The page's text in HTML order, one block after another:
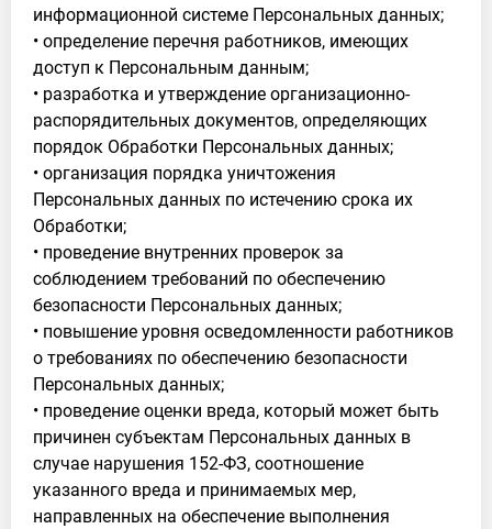
информационной системе Персональных данных;
• определение перечня работников, имеющих
доступ к Персональным данным;
• разработка и утверждение организационно-
распорядительных документов, определяющих
порядок Обработки Персональных данных;
• организация порядка уничтожения
Персональных данных по истечению срока их
Обработки;
• проведение внутренних проверок за
соблюдением требований по обеспечению
безопасности Персональных данных;
• повышение уровня осведомленности работников
о требованиях по обеспечению безопасности
Персональных данных;
• проведение оценки вреда, который может быть
причинен субъектам Персональных данных в
случае нарушения 152-ФЗ, соотношение
указанного вреда и принимаемых мер,
направленных на обеспечение выполнения